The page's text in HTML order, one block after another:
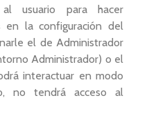
usuario para hacer
en la configuración del
el de Administrador
Administrador) o el
interactuar en modo
no tendrá acceso al